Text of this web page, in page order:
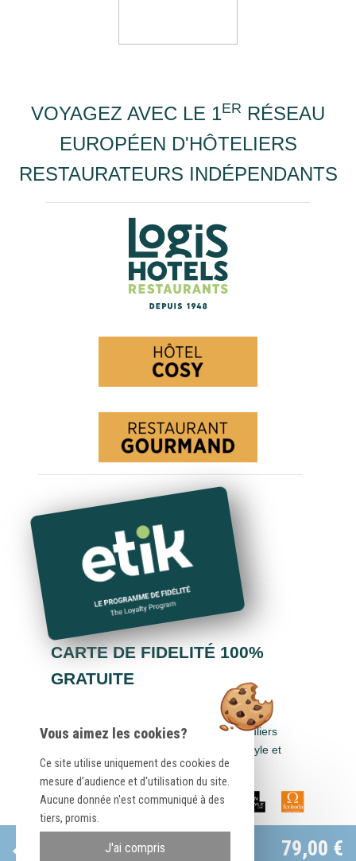
VOYAGEZ AVEC LE 1ER RÉSEAU
EUROPÉEN D'HÔTELIERS
RESTAURATEURS INDÉPENDANTS
CARTE DE FIDELITÉ 100%
GRATUITE
Cumulez des euros dans tous les hôtels-
restaurants Logis Hôtels, Cit'Hotel, Singuliers
Hôtels, Demeures & Châteaux, Urban Style et
Auberge de Pays.
Site officiel 79,00 €
Vous aimez les cookies?
Ce site utilise uniquement des cookies de
mesure d’audience et d'utilisation du site.
Aucune donnée n'est communiqué à des
tiers, promis.
J'ai compris